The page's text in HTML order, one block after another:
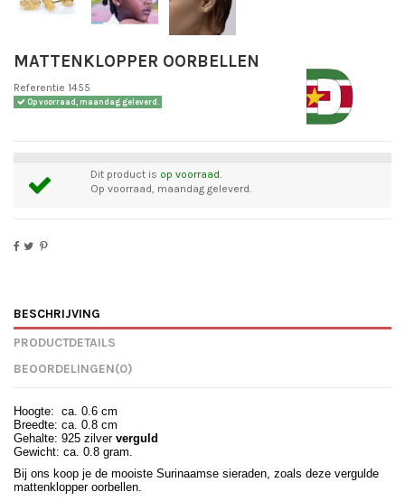
MATTENKLOPPER OORBELLEN
Referentie 1455
Op voorraad, maandag geleverd.
Dit product is op voorraad.
Op voorraad, maandag geleverd.
BESCHRIJVING
PRODUCTDETAILS
BEOORDELINGEN(0)
Hoogte: ca. 0.6 cm
Breedte: ca. 0.8 cm
Gehalte: 925 zilver verguld
Gewicht: ca. 0.8 gram.
Bij ons koop je de mooiste Surinaamse sieraden, zoals deze vergulde
mattenklopper oorbellen.